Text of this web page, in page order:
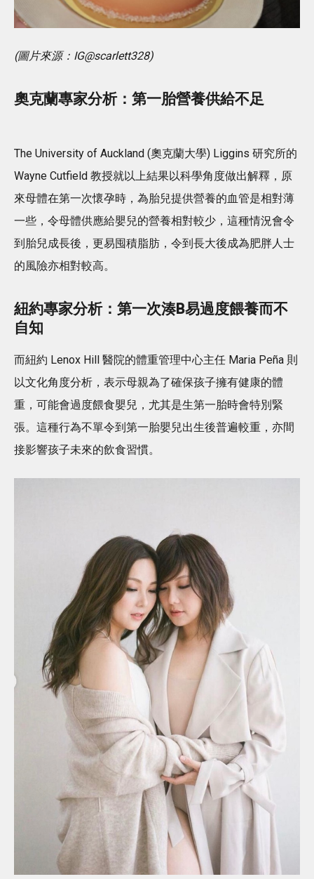
(圖片來源：IG@scarlett328)
奧克蘭專家分析：第一胎營養供給不足
The University of Auckland (奧克蘭大學) Liggins 研究所的
Wayne Cutfield 教授就以上結果以科學角度做出解釋，原
來母體在第一次懷孕時，為胎兒提供營養的血管是相對薄
一些，令母體供應給嬰兒的營養相對較少，這種情況會令
到胎兒成長後，更易囤積脂肪，令到長大後成為肥胖人士
的風險亦相對較高。
紐約專家分析：第一次湊B易過度餵養而不
自知
而紐約 Lenox Hill 醫院的體重管理中心主任 Maria Peña 則
以文化角度分析，表示母親為了確保孩子擁有健康的體
重，可能會過度餵食嬰兒，尤其是生第一胎時會特別緊
張。這種行為不單令到第一胎嬰兒出生後普遍較重，亦間
接影響孩子未來的飲食習慣。